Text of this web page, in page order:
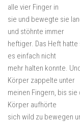
alle vier Finger in
sie und bewegte sie
und stöhnte immer
heftiger. Das Heft
es einfach nicht
mehr halten konnte.
Körper zappelte unter
meinen Fingern, bis sie
Körper aufhörte
sich wild zu bewegen